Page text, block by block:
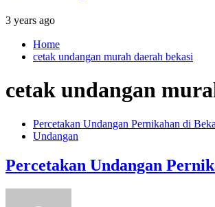
3 years ago
Home
cetak undangan murah daerah bekasi
cetak undangan
Percetakan Undangan Pernikahan di
Undangan
Percetakan Undangan